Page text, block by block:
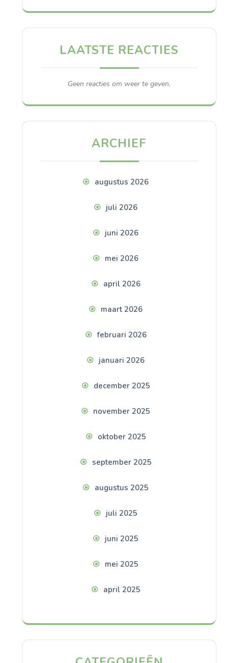
LAATSTE REACTIES
Geen reacties om weer te geven.
ARCHIEF
augustus 2026
juli 2026
juni 2026
mei 2026
april 2026
maart 2026
februari 2026
januari 2026
december 2025
november 2025
oktober 2025
september 2025
augustus 2025
juli 2025
juni 2025
mei 2025
april 2025